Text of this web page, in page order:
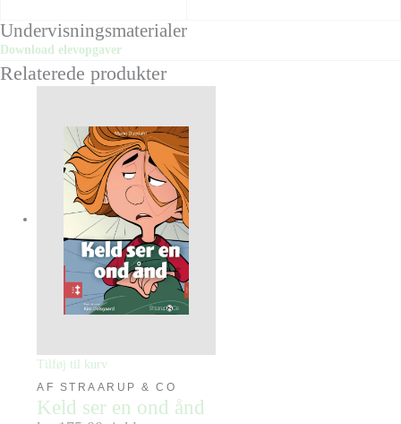
Undervisningsmaterialer
Download elevopgaver
Relaterede produkter
Tilføj til kurv
AF STRAARUP & CO
Keld ser en ond ånd